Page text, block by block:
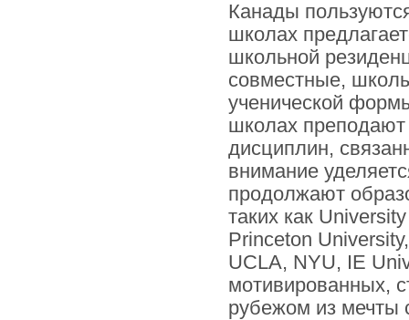
Канады
школах
школьной
совместные,
ученической
школах преподают
дисциплин,
внимание
продолжают
таких как
Princeton
UCLA, NYU, IE
мотивированных,
рубежом из мечты